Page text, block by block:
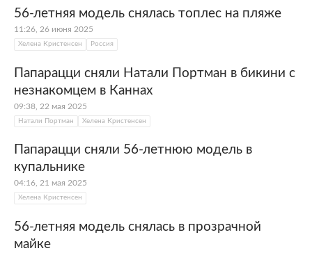
56-летняя модель снялась топлес на пляже
11:26, 26 июня 2025
Хелена Кристенсен Россия
Папарацци сняли Натали Портман в бикини с
незнакомцем в Каннах
09:38, 22 мая 2025
Натали Портман Хелена Кристенсен
Папарацци сняли 56-летнюю модель в
купальнике
04:16, 21 мая 2025
Хелена Кристенсен
56-летняя модель снялась в прозрачной
майке